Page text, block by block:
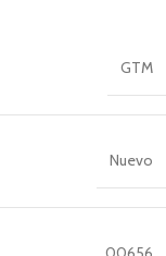
GTM
Nuevo